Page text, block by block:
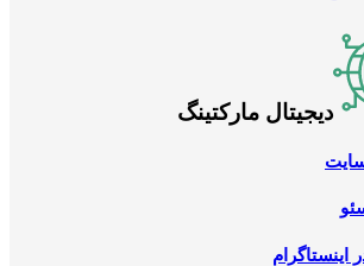
دیجیتال مارکتینگ
اینستاگرام